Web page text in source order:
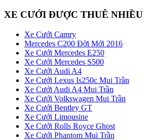
XE CƯỚI ĐƯỢC THUÊ NHIỀU
Xe Cưới Camry
Mercedes C200 Đời Mới 2016
Xe Cưới Mercedes E250
Xe Cưới Mercedes S500
Xe Cưới Audi A4
Xe Cưới Lexus Is250c Mui Trần
Xe Cưới Audi A4 Mui Trần
Xe Cưới Volkswagen Mui Trần
Xe Cưới Bentley GT
Xe Cưới Limousine
Xe Cưới Rolls Royce Ghost
Xe Cưới Phantom Mui Trần